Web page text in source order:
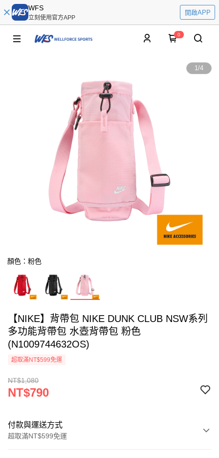
WFS
立刻使用官方APP
開啟APP
0
1/4
顏色：粉色
【NIKE】背帶包 NIKE DUNK CLUB NSW系列
多功能背帶包 水壺背帶包 粉色
(N1009744632OS)
超取滿NT$599免運
NT$1,080
NT$790
付款與運送方式
超取滿NT$599免運